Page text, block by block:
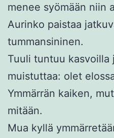
menee syömään niin
Aurinko paistaa
tummansininen.
Tuuli tuntuu kasvoilla
muistuttaa: olet
Ymmärrän kaiken,
mitään.
Mua kyllä